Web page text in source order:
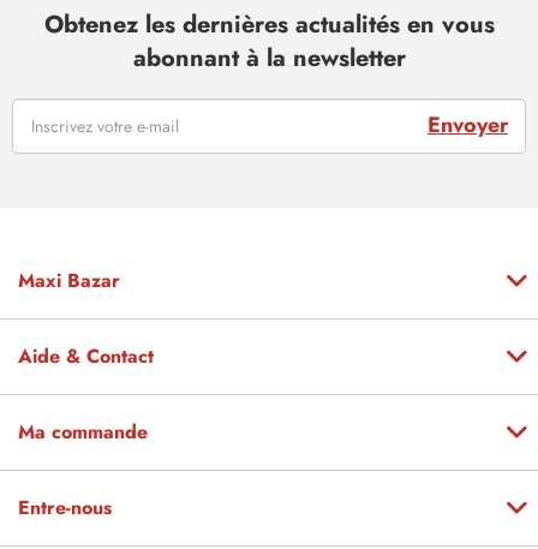
Obtenez les dernières actualités en vous
abonnant à la newsletter
Envoyer
Maxi Bazar
Aide & Contact
Ma commande
Entre-nous